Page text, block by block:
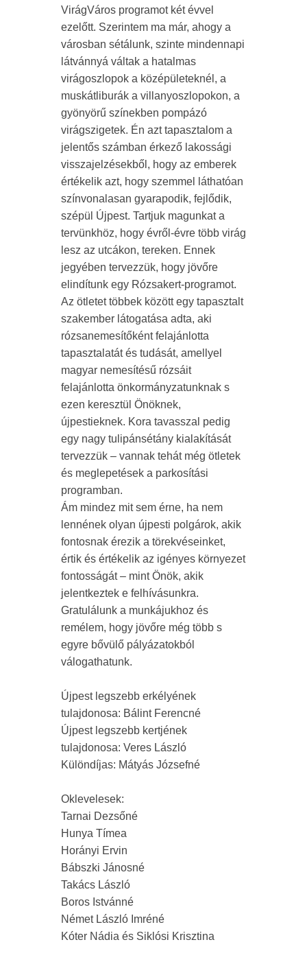
VirágVáros programot két évvel
ezelőtt. Szerintem ma már, ahogy a
városban sétálunk, szinte mindennapi
látvánnyá váltak a hatalmas
virágoszlopok a középületeknél, a
muskátliburák a villanyoszlopokon, a
gyönyörű színekben pompázó
virágszigetek. Én azt tapasztalom a
jelentős számban érkező lakossági
visszajelzésekből, hogy az emberek
értékelik azt, hogy szemmel láthatóan
színvonalasan gyarapodik, fejlődik,
szépül Újpest. Tartjuk magunkat a
tervünkhöz, hogy évről-évre több virág
lesz az utcákon, tereken. Ennek
jegyében tervezzük, hogy jövőre
elindítunk egy Rózsakert-programot.
Az ötletet többek között egy tapasztalt
szakember látogatása adta, aki
rózsanemesítőként felajánlotta
tapasztalatát és tudását, amellyel
magyar nemesítésű rózsáit
felajánlotta önkormányzatunknak s
ezen keresztül Önöknek,
újpestieknek. Kora tavasszal pedig
egy nagy tulipánsétány kialakítását
tervezzük – vannak tehát még ötletek
és meglepetések a parkosítási
programban.
Ám mindez mit sem érne, ha nem
lennének olyan újpesti polgárok, akik
fontosnak érezik a törekvéseinket,
értik és értékelik az igényes környezet
fontosságát – mint Önök, akik
jelentkeztek e felhívásunkra.
Gratulálunk a munkájukhoz és
remélem, hogy jövőre még több s
egyre bővülő pályázatokból
válogathatunk.
Újpest legszebb erkélyének
tulajdonosa: Bálint Ferencné
Újpest legszebb kertjének
tulajdonosa: Veres László
Különdíjas: Mátyás Józsefné
Oklevelesek:
Tarnai Dezsőné
Hunya Tímea
Horányi Ervin
Bábszki Jánosné
Takács László
Boros Istvánné
Német László Imréné
Kóter Nádia és Siklósi Krisztina